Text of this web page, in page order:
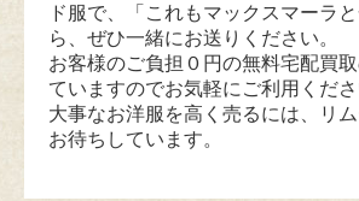
ド服で、「これもマックスマーラ
ら、ぜひ一緒にお送りください。
お客様のご負担０円の無料宅配買
ていますのでお気軽にご利用くださ
大事なお洋服を高く売るには、リム
お待ちしています。